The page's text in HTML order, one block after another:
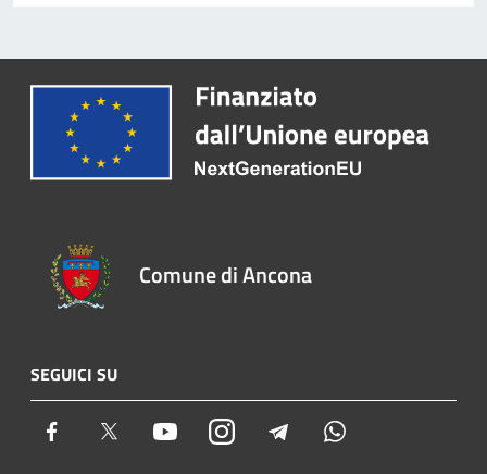
Comune di Ancona
SEGUICI SU
Facebook Twitter YoutubeInstagram Telegram